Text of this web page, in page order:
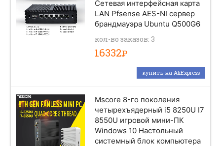
Сетевая интерфейсная карта
LAN Pfsense AES-NI сервер
брандмауэра Ubuntu Q500G6
кол-во заказов: 3
16332Р
купить на AliExpress
Mscore 8-го поколения
четырехъядерный i5 8250U I7
8550U игровой мини-ПК
Windows 10 Настольный
системный блок компьютера